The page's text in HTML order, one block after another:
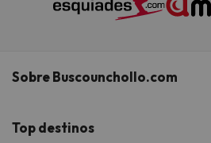
Sobre Buscounchollo.com
¿Quiénes somos?
Top destinos